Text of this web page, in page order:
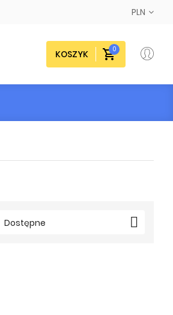
PLN
KOSZYK 0
Dostępne 